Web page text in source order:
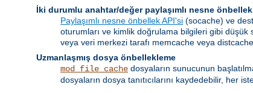
İki durumlu anahtar/değer paylaşımlı nesne
Paylaşımlı nesne önbellek API'si (socache) ve
oturumları ve kimlik doğrulama bilgileri gibi düşük
veya veri merkezi tarafı memcache veya
Uzmanlaşmış dosya önbellekleme
mod_file_cache dosyaların sunucunun
dosyaların dosya tanıtıcılarını kaydedebilir, her